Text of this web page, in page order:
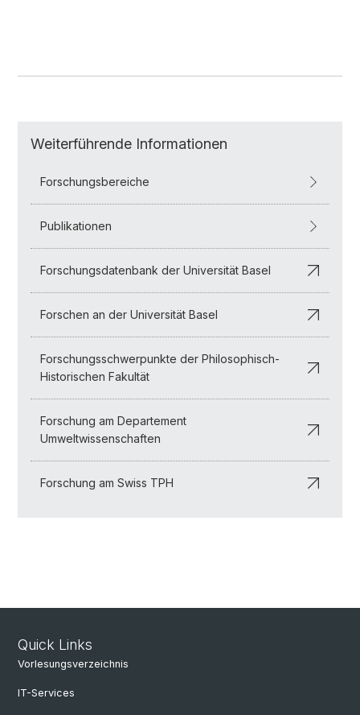
Weiterführende Informationen
Forschungsbereiche
Publikationen
Forschungsdatenbank der Universität Basel
Forschen an der Universität Basel
Forschungsschwerpunkte der Philosophisch-
Historischen Fakultät
Forschung am Departement
Umweltwissenschaften
Forschung am Swiss TPH
Quick Links
Vorlesungsverzeichnis
IT-Services